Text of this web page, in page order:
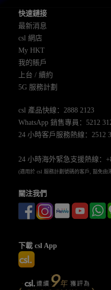
快速鏈接
最新消息
csl 網店
My HKT
我的賬戶
上台 / 續約
5G 服務計劃
csl 產品快線：2888 2123
WhatsApp 銷售專員：5212
24 小時客戶服務熱線：2512
24 小時海外緊急支援熱線：
(適用於 csl 服務計劃號碼的客戶, 豁免由
關注我們
下載 csl App